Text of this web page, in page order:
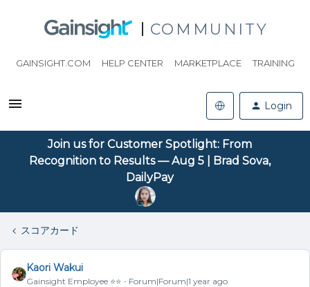
COMMUNITY
GAINSIGHT.COM HELP CENTER MARKETPLACE TRAINING
Login
Join us for Customer Spotlight: From
Recognition to Results — Aug 5 | Brad Sova,
DailyPay
スコアカード
Kaori Wakui
Gainsight Employee ⭐️⭐️ Forum|Forum|1 year ago